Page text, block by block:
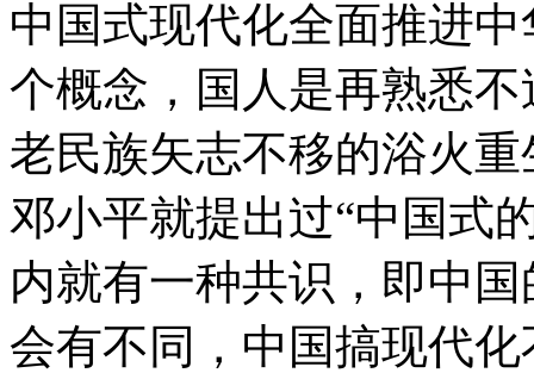
中国式现代化全面推进
个概念，国人是再熟悉
老民族矢志不移的浴火
邓小平就提出过“中国式
内就有一种共识，即中
会有不同，中国搞现代